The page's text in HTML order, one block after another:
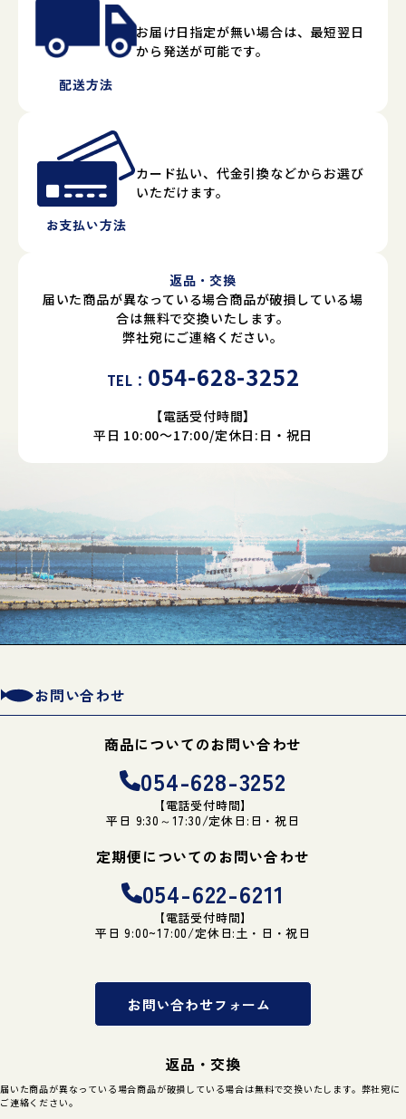
配送方法
お届け日指定が無い場合は、最短翌日
から発送が可能です。
お支払い方法
カード払い、代金引換などからお選び
いただけます。
返品・交換
届いた商品が異なっている場合商品が破損している場
合は無料で交換いたします。
弊社宛にご連絡ください。
TEL： 054-628-3252
【電話受付時間】
平日 10:00～17:00/定休日:日・祝日
お問い合わせ
商品についてのお問い合わせ
054-628-3252
【電話受付時間】
平日 9:30～17:30/定休日:日・祝日
定期便についてのお問い合わせ
054-622-6211
【電話受付時間】
平日 9:00~17:00/定休日:土・日・祝日
お問い合わせフォーム
返品・交換
届いた商品が異なっている場合商品が破損している場合は無料で交換いたします。弊社宛に
ご連絡ください。